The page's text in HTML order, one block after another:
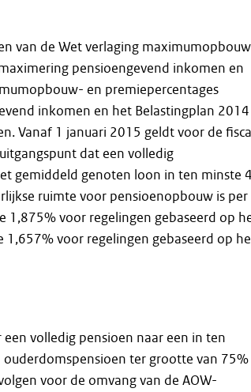
van de Wet verlaging
pensioengevend inkomen en
en premiepercentages
inkomen en het Belastingplan 2014
Vanaf 1 januari 2015 geldt voor de
dat een volledig
gemiddeld genoten loon in ten minste
ruimte voor pensioenopbouw is per
voor regelingen gebaseerd op
voor regelingen gebaseerd op
volledig pensioen naar een in ten
ter grootte van 75%
voor de omvang van de AOW-